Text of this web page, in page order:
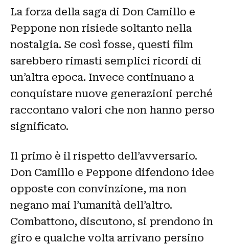
La forza della saga di Don Camillo e
Peppone non risiede soltanto nella
nostalgia. Se così fosse, questi film
sarebbero rimasti semplici ricordi di
un’altra epoca. Invece continuano a
conquistare nuove generazioni perché
raccontano valori che non hanno perso
significato.
Il primo è il rispetto dell’avversario.
Don Camillo e Peppone difendono idee
opposte con convinzione, ma non
negano mai l’umanità dell’altro.
Combattono, discutono, si prendono in
giro e qualche volta arrivano persino